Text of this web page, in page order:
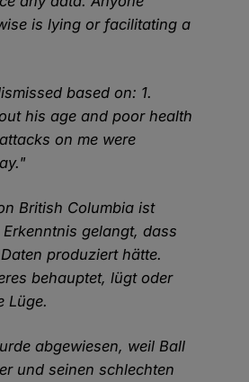
is lying or facilitating a
based on: 1.
his age and poor health
on me were
British Columbia ist
gelangt, dass
produziert hätte.
behauptet, lügt oder
Lüge.
abgewiesen, weil Ball
und seinen schlechten